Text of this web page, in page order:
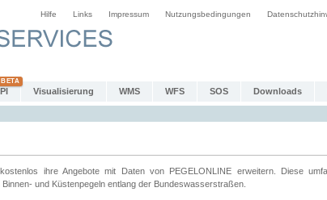
Hilfe Links Impressum Nutzungsbedingungen
Visualisierung WMS WFS SOS Downloads
ihre Angebote mit Daten von PEGELONLINE erweitern. Diese
und Küstenpegeln entlang der Bundeswasserstraßen.